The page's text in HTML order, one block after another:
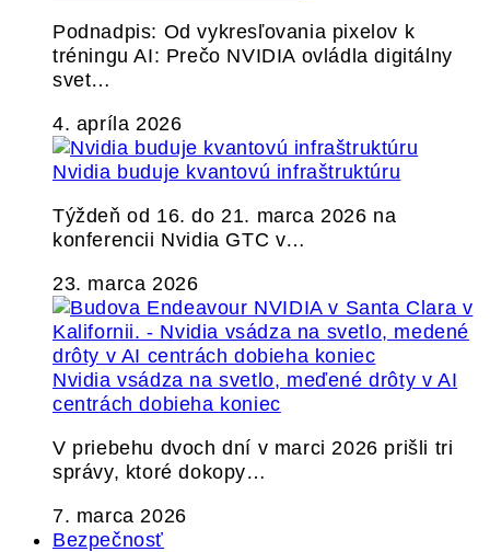
Podnadpis: Od vykresľovania pixelov k
tréningu AI: Prečo NVIDIA ovládla digitálny
svet…
4. apríla 2026
Nvidia buduje kvantovú infraštruktúru
Týždeň od 16. do 21. marca 2026 na
konferencii Nvidia GTC v…
23. marca 2026
Nvidia vsádza na svetlo, meďené drôty v AI
centrách dobieha koniec
V priebehu dvoch dní v marci 2026 prišli tri
správy, ktoré dokopy…
7. marca 2026
Bezpečnosť